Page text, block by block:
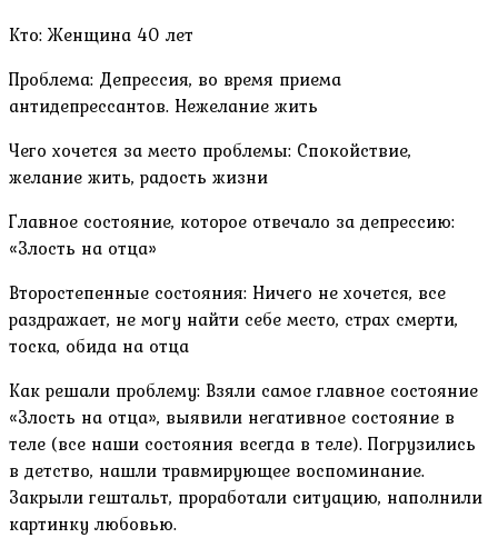
Кто: Женщина 40 лет
Проблема: Депрессия, во время приема
антидепрессантов. Нежелание жить
Чего хочется за место проблемы: Спокойствие,
желание жить, радость жизни
Главное состояние, которое отвечало за депрессию:
«Злость на отца»
Второстепенные состояния: Ничего не хочется, все
раздражает, не могу найти себе место, страх смерти,
тоска, обида на отца
Как решали проблему: Взяли самое главное состояние
«Злость на отца», выявили негативное состояние в
теле (все наши состояния всегда в теле). Погрузились
в детство, нашли травмирующее воспоминание.
Закрыли гештальт, проработали ситуацию, наполнили
картинку любовью.